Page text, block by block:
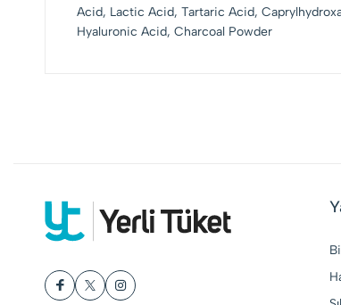
Acid, Lactic Acid, Tartaric Acid,
Hyaluronic Acid, Charcoal Powder